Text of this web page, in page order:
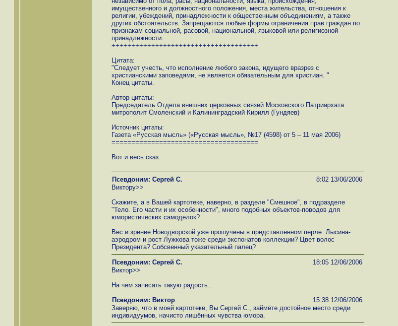
имущественного и должностного положения, места жительства, отношения к
религии, убеждений, принадлежности к общественным объединениям, а также
других обстоятельств. Запрещаются любые формы ограничения прав граждан по
признакам социальной, расовой, национальной, языковой или религиозной
принадлежности.
+++++++++++++++++++++++++++++++++++++
Цитата:
"Следует учесть, что исполнение любого закона, идущего вразрез с
христианскими заповедями, не является обязательным для христиан. "
Конец цитаты.
Автор цитаты:
Председатель Отдела внешних церковных связей Московского Патриархата
митрополит Смоленский и Калининградский Кирилл (Гундяев)
Источник цитаты:
Газета «Русская мысль» («Русская мысль», №17 (4598) от 5 – 11 мая 2006)
=====================================
Вот и весь сказ.
Псевдоним: Сергей С.
8:02 13/06/2006
Виктору>>
Скажите, а в Вашей картотеке, наверно, в разделе "Смешное", в подразделе
"Тело. Его части и их особенности", много подобных объектов-поводов для
юмористических самоделок?
Вес и зрение Новодворской уже прошучены в представленном перле. Лысина-
аэродром и рост Лужкова тоже среди экспонатов коллекции? Цвет волос
Президента? Собсвенный указательный палец?
Псевдоним: Сергей С.
18:05 12/06/2006
Виктор>>
На чем записать такую радость...
Псевдоним: Виктор
15:38 12/06/2006
Заверяю, что в моей картотеке, Вы Сергей С., займёте достойное место среди
индивидуумов, начисто лишённых чувства юмора.